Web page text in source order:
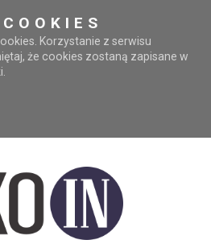
Korzystanie z serwisu
że cookies zostaną zapisane w